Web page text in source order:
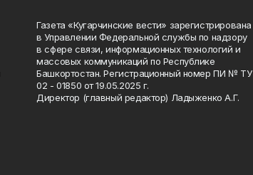
Газета «Кугарчинские вести» зарегистрирована
в Управлении Федеральной службы по надзору
в сфере связи, информационных технологий и
массовых коммуникаций по Республике
Башкортостан. Регистрационный номер ПИ № ТУ
02 - 01850 от 19.05.2025 г.
Директор (главный редактор) Ладыженко А.Г.